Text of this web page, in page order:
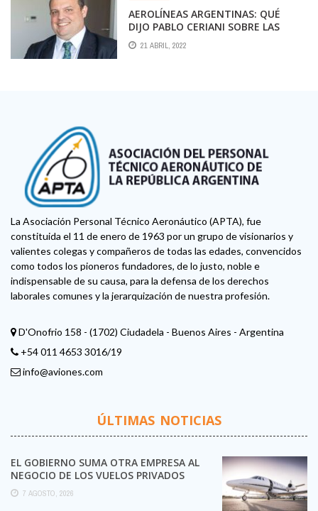
AEROLÍNEAS ARGENTINAS: QUÉ
DIJO PABLO CERIANI SOBRE LAS
INVERSIONES EXTRANJERAS Y LA
CONTINUIDAD DE LA LÍNEA AÉREA
21 ABRIL, 2022
La Asociación Personal Técnico Aeronáutico (APTA), fue
constituida el 11 de enero de 1963 por un grupo de visionarios y
valientes colegas y compañeros de todas las edades, convencidos
como todos los pioneros fundadores, de lo justo, noble e
indispensable de su causa, para la defensa de los derechos
laborales comunes y la jerarquización de nuestra profesión.
D'Onofrio 158 - (1702) Ciudadela - Buenos Aires - Argentina
+54 011 4653 3016/19
info@aviones.com
ÚLTIMAS NOTICIAS
EL GOBIERNO SUMA OTRA EMPRESA AL
NEGOCIO DE LOS VUELOS PRIVADOS
7 AGOSTO, 2026